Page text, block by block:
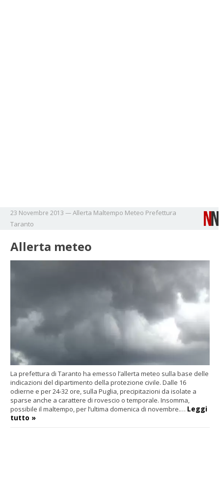
23 Novembre 2013 —Allerta Maltempo Meteo Prefettura
Taranto
Allerta meteo
La prefettura di Taranto ha emesso l’allerta meteo sulla base delle
indicazioni del dipartimento della protezione civile. Dalle 16
odierne e per 24-32 ore, sulla Puglia, precipitazioni da isolate a
sparse anche a carattere di rovescio o temporale. Insomma,
possibile il maltempo, per l’ultima domenica di novembre.… Leggi
tutto »